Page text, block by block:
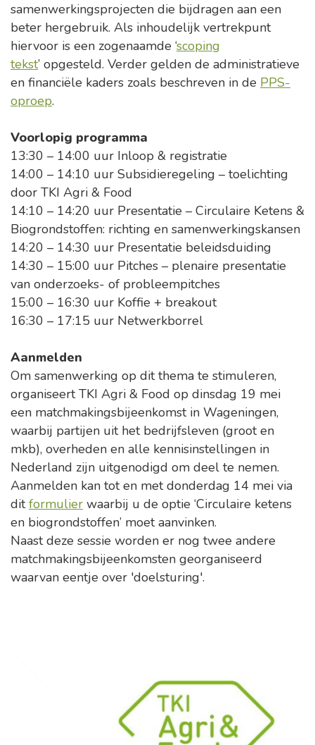
samenwerkingsprojecten die bijdragen aan een
beter hergebruik. Als inhoudelijk vertrekpunt
hiervoor is een zogenaamde ‘scoping
tekst’ opgesteld. Verder gelden de administratieve
en financiële kaders zoals beschreven in de PPS-
oproep.
Voorlopig programma
13:30 – 14:00 uur Inloop & registratie
14:00 – 14:10 uur Subsidieregeling – toelichting
door TKI Agri & Food
14:10 – 14:20 uur Presentatie – Circulaire Ketens &
Biogrondstoffen: richting en samenwerkingskansen
14:20 – 14:30 uur Presentatie beleidsduiding
14:30 – 15:00 uur Pitches – plenaire presentatie
van onderzoeks- of probleempitches
15:00 – 16:30 uur Koffie + breakout
16:30 – 17:15 uur Netwerkborrel
Aanmelden
Om samenwerking op dit thema te stimuleren,
organiseert TKI Agri & Food op dinsdag 19 mei
een matchmakingsbijeenkomst in Wageningen,
waarbij partijen uit het bedrijfsleven (groot en
mkb), overheden en alle kennisinstellingen in
Nederland zijn uitgenodigd om deel te nemen.
Aanmelden kan tot en met donderdag 14 mei via
ditformulier waarbij u de optie ‘Circulaire ketens
en biogrondstoffen’ moet aanvinken.
Naast deze sessie worden er nog twee andere
matchmakingsbijeenkomsten georganiseerd
waarvan eentje over 'doelsturing'.